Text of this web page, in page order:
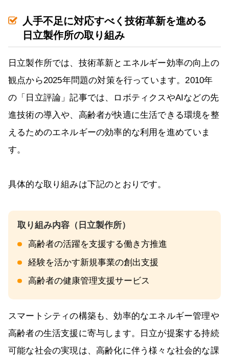
人手不足に対応すべく技術革新を進める
日立製作所の取り組み
日立製作所では、技術革新とエネルギー効率の向上の
観点から2025年問題の対策を行っています。2010年
の「日立評論」記事では、ロボティクスやAIなどの先
進技術の導入や、高齢者が快適に生活できる環境を整
えるためのエネルギーの効率的な利用を進めていま
す。
具体的な取り組みは下記のとおりです。
高齢者の活躍を支援する働き方推進
経験を活かす新規事業の創出支援
高齢者の健康管理支援サービス
スマートシティの構築も、効率的なエネルギー管理や
高齢者の生活支援に寄与します。日立が提案する持続
可能な社会の実現は、高齢化に伴う様々な社会的な課